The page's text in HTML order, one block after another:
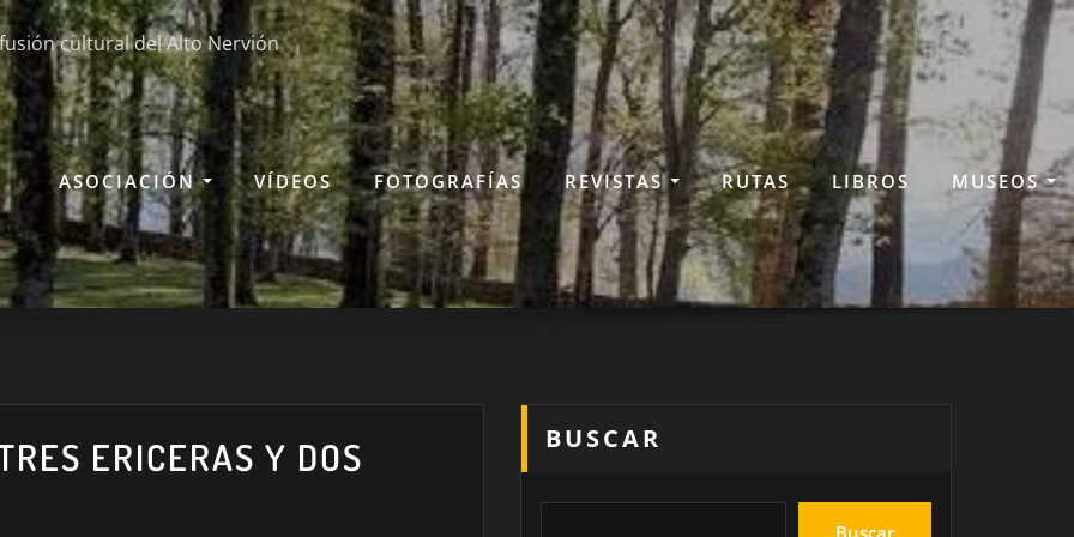
cultural del Alto Nervión
ASOCIACIÓN VÍDEOS FOTOGRAFÍAS REVISTAS RUTAS LIBROS MUSEOS
ERICERAS Y DOS
BUSCAR
Buscar